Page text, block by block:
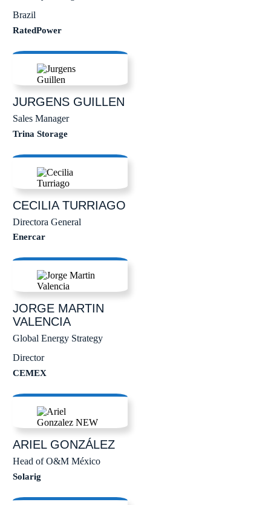
Brazil
RatedPower
JURGENS GUILLEN
Sales Manager
Trina Storage
CECILIATURRIAGO
Directora General
Enercar
JORGE MARTIN
VALENCIA
Global Energy Strategy
Director
CEMEX
ARIELGONZÁLEZ
Head of O&M México
Solarig